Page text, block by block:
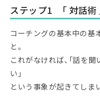
ステップ1 「 対話術
コーチングの基本中の基
と。
これがなければ、「話を
い」
という事象が起きてしま